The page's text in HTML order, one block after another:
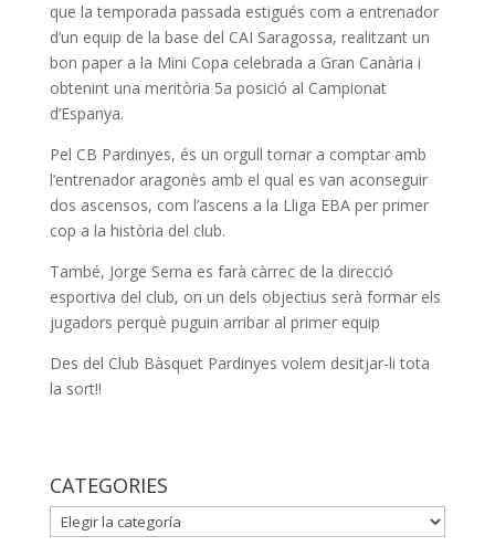
que la temporada passada estigués com a entrenador
d’un equip de la base del CAI Saragossa, realitzant un
bon paper a la Mini Copa celebrada a Gran Canària i
obtenint una meritòria 5a posició al Campionat
d’Espanya.
Pel CB Pardinyes, és un orgull tornar a comptar amb
l’entrenador aragonès amb el qual es van aconseguir
dos ascensos, com l’ascens a la Lliga EBA per primer
cop a la història del club.
També, Jorge Serna es farà càrrec de la direcció
esportiva del club, on un dels objectius serà formar els
jugadors perquè puguin arribar al primer equip
Des del Club Bàsquet Pardinyes volem desitjar-li tota
la sort!!
CATEGORIES
CATEGORIES